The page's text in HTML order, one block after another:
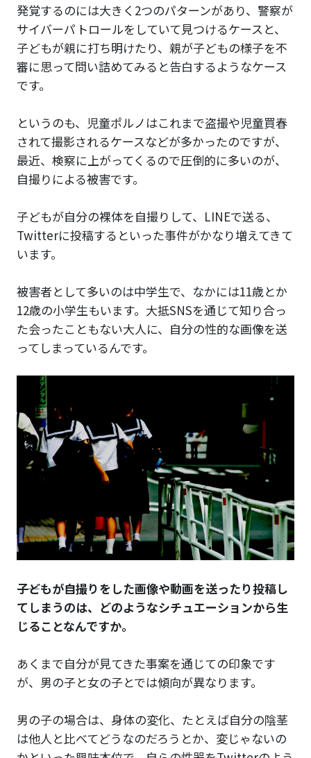
発覚するのには大きく2つのパターンがあり、警察が
サイバーパトロールをしていて見つけるケースと、
子どもが親に打ち明けたり、親が子どもの様子を不
審に思って問い詰めてみると告白するようなケース
です。
というのも、児童ポルノはこれまで盗撮や児童買春
されて撮影されるケースなどが多かったのですが、
最近、検察に上がってくるので圧倒的に多いのが、
自撮りによる被害です。
子どもが自分の裸体を自撮りして、LINEで送る、
Twitterに投稿するといった事件がかなり増えてきて
います。
被害者として多いのは中学生で、なかには11歳とか
12歳の小学生もいます。大抵SNSを通じて知り合っ
た会ったこともない大人に、自分の性的な画像を送
ってしまっているんです。
――子どもが自撮りをした画像や動画を送ったり投稿し
てしまうのは、どのようなシチュエーションから生
じることなんですか。
あくまで自分が見てきた事案を通じての印象です
が、男の子と女の子とでは傾向が異なります。
男の子の場合は、身体の変化、たとえば自分の陰茎
は他人と比べてどうなのだろうとか、変じゃないの